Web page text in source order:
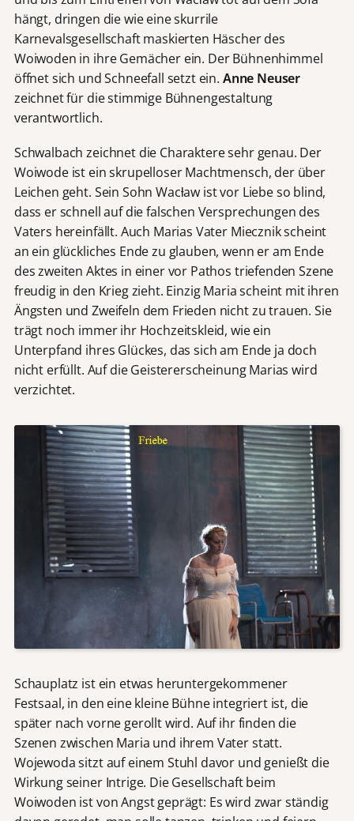
hängt, dringen die wie eine skurrile
Karnevalsgesellschaft maskierten Häscher des
Woiwoden in ihre Gemächer ein. Der Bühnenhimmel
öffnet sich und Schneefall setzt ein. Anne Neuser
zeichnet für die stimmige Bühnengestaltung
verantwortlich.
Schwalbach zeichnet die Charaktere sehr genau. Der
Woiwode ist ein skrupelloser Machtmensch, der über
Leichen geht. Sein Sohn Wacƚaw ist vor Liebe so blind,
dass er schnell auf die falschen Versprechungen des
Vaters hereinfällt. Auch Marias Vater Miecznik scheint
an ein glückliches Ende zu glauben, wenn er am Ende
des zweiten Aktes in einer vor Pathos triefenden Szene
freudig in den Krieg zieht. Einzig Maria scheint mit ihren
Ängsten und Zweifeln dem Frieden nicht zu trauen. Sie
trägt noch immer ihr Hochzeitskleid, wie ein
Unterpfand ihres Glückes, das sich am Ende ja doch
nicht erfüllt. Auf die Geistererscheinung Marias wird
verzichtet.
Schauplatz ist ein etwas heruntergekommener
Festsaal, in den eine kleine Bühne integriert ist, die
später nach vorne gerollt wird. Auf ihr finden die
Szenen zwischen Maria und ihrem Vater statt.
Wojewoda sitzt auf einem Stuhl davor und genießt die
Wirkung seiner Intrige. Die Gesellschaft beim
Woiwoden ist von Angst geprägt: Es wird zwar ständig